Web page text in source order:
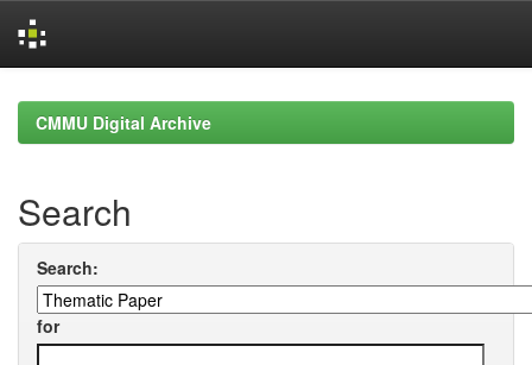
navigationCMMU Digital Archive
Search
Search:
for